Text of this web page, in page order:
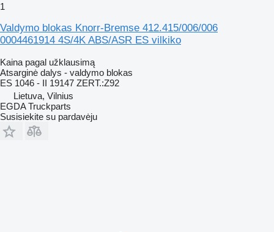
1
Valdymo blokas Knorr-Bremse 412.415/006/006
0004461914 4S/4K ABS/ASR ES vilkiko
Kaina pagal užklausimą
Atsarginė dalys - valdymo blokas
ES 1046 - II 19147 ZERT.:Z92
Lietuva, Vilnius
EGDA Truckparts
Susisiekite su pardavėju